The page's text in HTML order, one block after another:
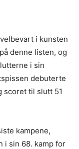
i kunsten
denne listen, og
i sin
debuterte
scoret til slutt 51
kampene,
i sin 68. kamp for